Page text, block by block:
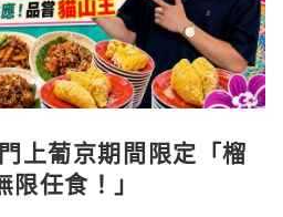
上葡京期間限定「榴
任食！」